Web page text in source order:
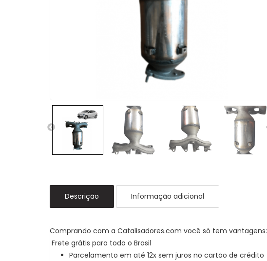
Descrição Informação adicional
Comprando com a Catalisadores.com você só tem vantagens:
Frete grátis para todo o Brasil
Parcelamento em até 12x sem juros no cartão de crédito